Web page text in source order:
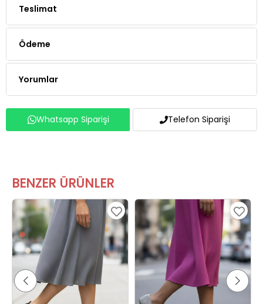
Teslimat
Ödeme
Yorumlar
Whatsapp Siparişi Telefon Siparişi
BENZER ÜRÜNLER